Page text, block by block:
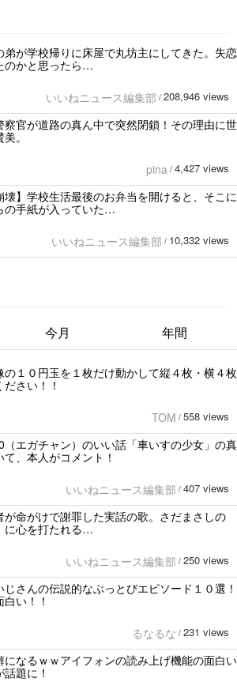
弟が学校帰りに床屋で丸坊主にしてきた。失恋
のかと思ったら…
いいねニュース編集部 / 208,946 views
察官が道路の真ん中で突然閉鎖！その理由に世
。
pina / 4,427 views
壊】学校生活最後のお弁当を開けると、そこに
の手紙が入っていた…
いいねニュース編集部 / 10,332 views
今月 年間
の１０円玉を１枚だけ動かして縦４枚・横４枚
さい！！
TOM / 558 views
（エガチャン）のいい話「車いすの少女」の真
、本人がコメント！
いいねニュース編集部 / 407 views
が命がけで謝罪した実話の歌。さだまさしの
に心を打たれる…
いいねニュース編集部 / 250 views
じさんの伝説的なぶっとびエピソード１０選！
い！！
るなるな / 231 views
になるｗｗアイフォンの読み上げ機能の面白い
題に！